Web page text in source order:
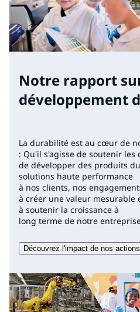
Notre rapport
développement
La durabilité est au cœur de
: Qu'il s'agisse de soutenir
de développer des produits
solutions haute performance
à nos clients, nos
à créer une valeur mesurable
à soutenir la croissance à
long terme de notre
Découvrez l'impact de nos actions